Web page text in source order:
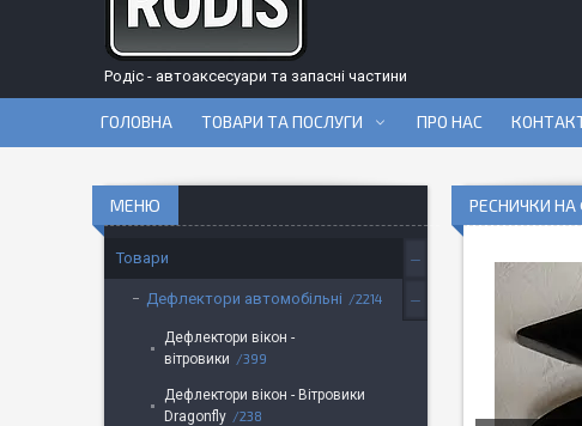
Родіс - автоаксесуари та запасні частини
ГОЛОВНА ТОВАРИ ТА ПОСЛУГИ ПРО НАС
РЕСНИЧКИ
Товари
Дефлектори автомобільні 2214
Дефлектори вікон -
вітровики
399
Дефлектори вікон - Вітровики
Dragonfly
238